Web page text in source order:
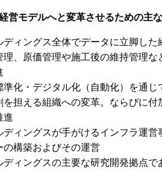
営モデルへと変革させるための主
ィングス全体でデータに立脚し
、原価管理や施工後の維持管理
化・デジタル化（自動化）を通
担える組織への変革。ならびに
進
ィングスが手がけるインフラ運
構築およびその運営
ィングスの主要な研究開発拠点